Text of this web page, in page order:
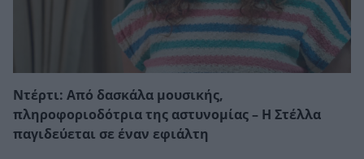
Ντέρτι: Από δασκάλα μουσικής,
πληροφοριοδότρια της αστυνομίας – Η Στέλλα
παγιδεύεται σε έναν εφιάλτη